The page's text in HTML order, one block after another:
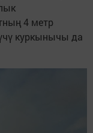
4 метр
куркынычы да